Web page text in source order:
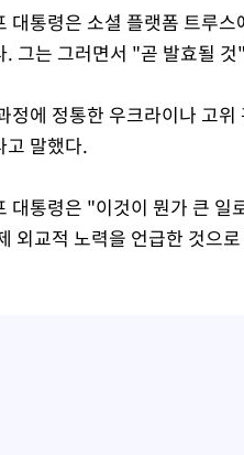
대통령은 소셜 플랫폼 트루
. 그는 그러면서 "곧 발효될
정에 정통한 우크라이나 고
고 말했다.
대통령은 "이것이 뭔가 큰 일
외교적 노력을 언급한 것으